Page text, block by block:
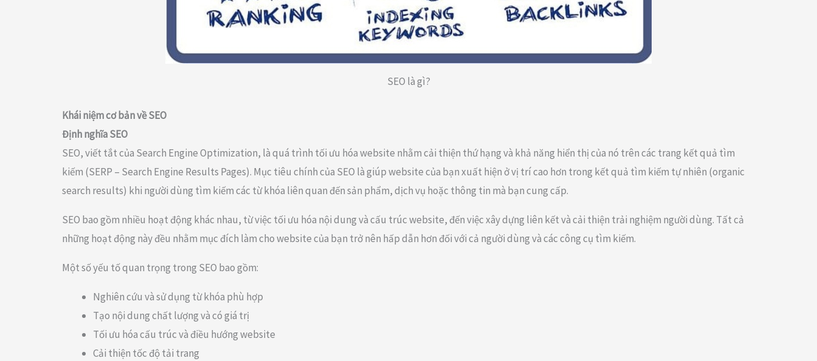
SEO là gì?
Khái niệm cơ bản về SEO
Định nghĩa SEO
SEO, viết tắt của Search Engine Optimization, là quá trình tối ưu hóa website nhằm cải thiện thứ hạng và khả năng hiển thị của nó trên các trang kết quả tìm
kiếm (SERP – Search Engine Results Pages). Mục tiêu chính của SEO là giúp website của bạn xuất hiện ở vị trí cao hơn trong kết quả tìm kiếm tự nhiên (organic
search results) khi người dùng tìm kiếm các từ khóa liên quan đến sản phẩm, dịch vụ hoặc thông tin mà bạn cung cấp.
SEO bao gồm nhiều hoạt động khác nhau, từ việc tối ưu hóa nội dung và cấu trúc website, đến việc xây dựng liên kết và cải thiện trải nghiệm người dùng. Tất cả
những hoạt động này đều nhằm mục đích làm cho website của bạn trở nên hấp dẫn hơn đối với cả người dùng và các công cụ tìm kiếm.
Một số yếu tố quan trọng trong SEO bao gồm:
Nghiên cứu và sử dụng từ khóa phù hợp
Tạo nội dung chất lượng và có giá trị
Tối ưu hóa cấu trúc và điều hướng website
Cải thiện tốc độ tải trang